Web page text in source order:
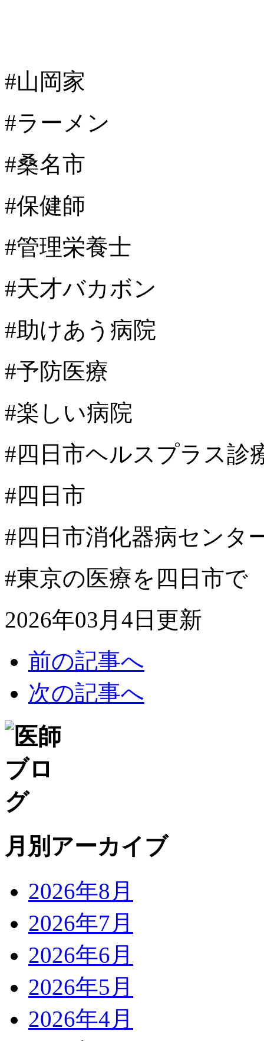
#山岡家
#ラーメン
#桑名市
#保健師
#管理栄養士
#天才バカボン
#助けあう病院
#予防医療
#楽しい病院
#四日市ヘルスプラス診
#四日市
#四日市消化器病センタ
#東京の医療を四日市で
2026年03月4日更新
前の記事へ
次の記事へ
月別アーカイブ
2026年8月
2026年7月
2026年6月
2026年5月
2026年4月